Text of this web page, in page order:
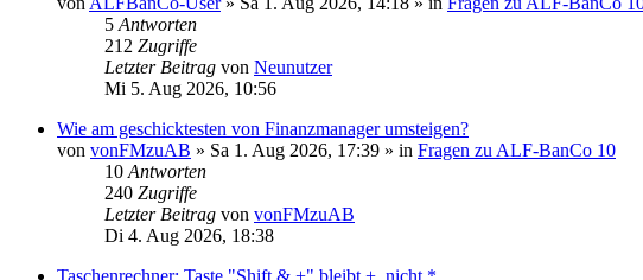
5 Antworten
212 Zugriffe
Letzter Beitrag von Neunutzer
Mi 5. Aug 2026, 10:56
Wie am geschicktesten von Finanzmanager umsteigen?
von vonFMzuAB » Sa 1. Aug 2026, 17:39 » in Fragen zu ALF-BanCo 10
10 Antworten
240 Zugriffe
Letzter Beitrag von vonFMzuAB
Di 4. Aug 2026, 18:38
Taschenrechner: Taste "Shift & +" bleibt +, nicht *